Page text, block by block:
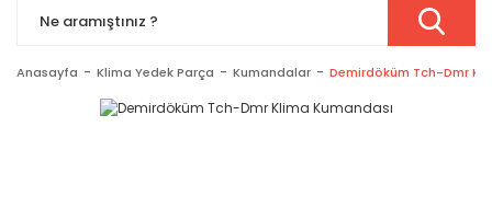
Anasayfa Klima Yedek Parça Kumandalar Demirdöküm Tch-Dmr